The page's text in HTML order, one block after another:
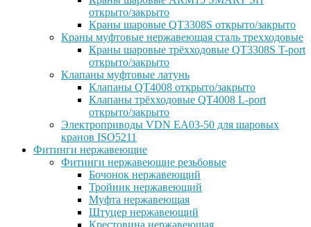
открыто/закрыто
Краны шаровые QT3308S открыто/закрыто
Краны муфтовые нержавеющая сталь трехходовые
Краны шаровые трёхходовые QT3308S T-port
открыто/закрыто
Клапаны муфтовые латунь
Клапаны QT4008 открыто/закрыто
Клапаны трёхходовые QT4008 L-port
открыто/закрыто
Электроприводы VDN EA03-50 для шаровых
кранов ISO5211
Фитинги нержавеющие
Фитинги нержавеющие резьбовые
Бочонок нержавеющий
Тройник нержавеющий
Муфта нержавеющая
Штуцер нержавеющий
Крестовина нержавеющая